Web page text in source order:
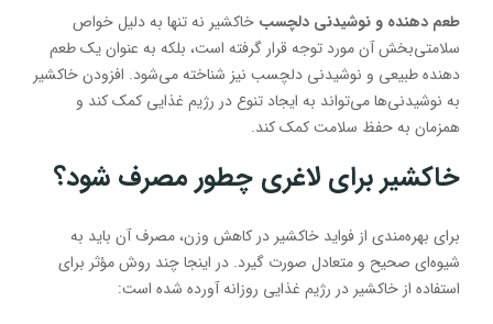
طعم دهنده و نوشیدنی دلچسب خاکشیر نه تنها به دلیل خواص
سلامتی‌بخش آن مورد توجه قرار گرفته است، بلکه به عنوان یک طعم
دهنده طبیعی و نوشیدنی دلچسب نیز شناخته می‌شود. افزودن خاکشیر
به نوشیدنی‌ها می‌تواند به ایجاد تنوع در رژیم غذایی کمک کند و
همزمان به حفظ سلامت کمک کند.
خاکشیر برای لاغری چطور مصرف شود؟
برای بهره‌مندی از فواید خاکشیر در کاهش وزن، مصرف آن باید به
شیوه‌ای صحیح و متعادل صورت گیرد. در اینجا چند روش مؤثر برای
استفاده از خاکشیر در رژیم غذایی روزانه آورده شده است: